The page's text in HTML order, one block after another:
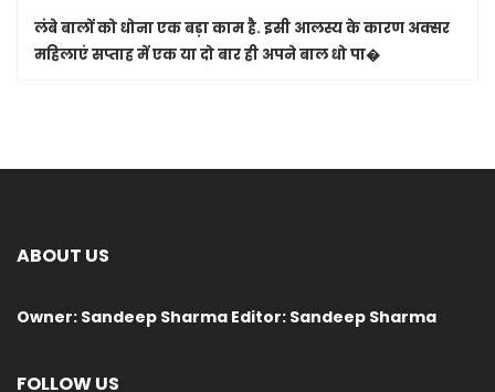
लंबे बालों को धोना एक बड़ा काम है. इसी आलस्य के कारण अक्सर
महिलाएं सप्ताह में एक या दो बार ही अपने बाल धो पा�
ABOUT US
Owner: Sandeep Sharma Editor: Sandeep Sharma
FOLLOW US